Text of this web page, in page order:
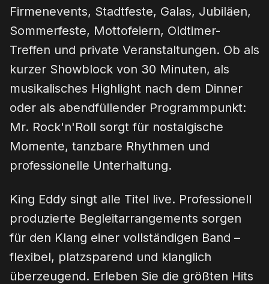
Firmenevents, Stadtfeste, Galas, Jubiläen,
Sommerfeste, Mottofeiern, Oldtimer-
Treffen und private Veranstaltungen. Ob als
kurzer Showblock von 30 Minuten, als
musikalisches Highlight nach dem Dinner
oder als abendfüllender Programmpunkt:
Mr. Rock'n'Roll sorgt für nostalgische
Momente, tanzbare Rhythmen und
professionelle Unterhaltung.
King Eddy singt alle Titel live. Professionell
produzierte Begleitarrangements sorgen
für den Klang einer vollständigen Band –
flexibel, platzsparend und klanglich
überzeugend. Erleben Sie die größten Hits